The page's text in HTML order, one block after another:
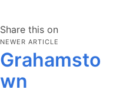
Share this on
NEWER ARTICLE
Grahamsto
wn